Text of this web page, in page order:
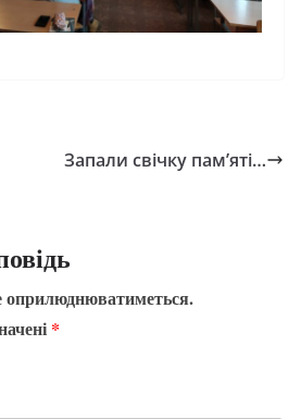
Запали свічку пам’яті…
оприлюднюватиметься.
*